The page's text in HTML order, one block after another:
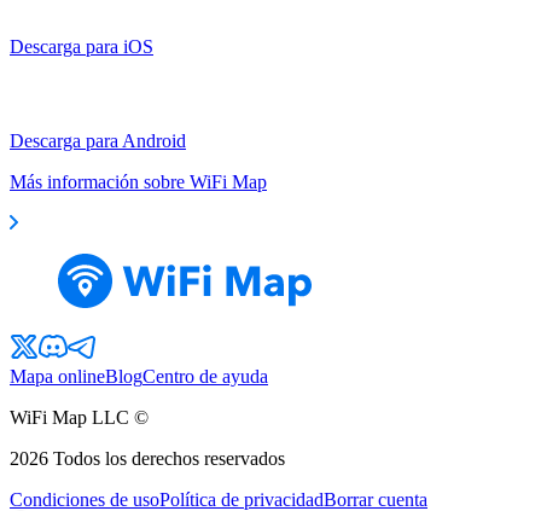
Descarga para iOS
Descarga para Android
Más información sobre WiFi Map
Mapa onlineBlogCentro de ayuda
WiFi Map LLC ©
2026 Todos los derechos reservados
Condiciones de usoPolítica de privacidadBorrar cuenta